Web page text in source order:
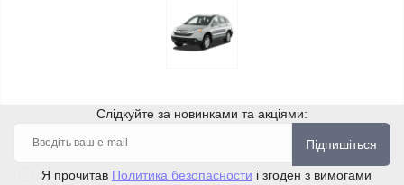
Слідкуйте за новинками та акціями:
Підпишіться
Я прочитав Политика безопасности і згоден з вимогами